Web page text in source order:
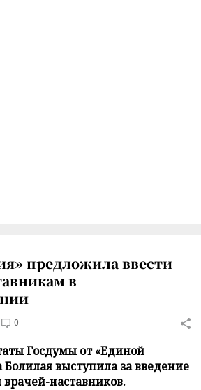
предложила ввести
в
0
Госдумы от «Единой
выступила за введение
наставников.